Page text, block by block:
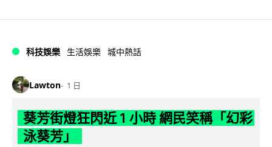
科技娛樂 生活娛樂 城中熱話
Lawton 1 日
葵芳街燈狂閃近 1 小時 網民笑稱「幻彩
泳葵芳」